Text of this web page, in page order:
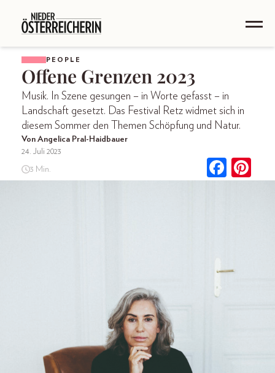
PEOPLE
Offene Grenzen 2023
Musik. In Szene gesungen – in Worte gefasst – in
Landschaft gesetzt. Das Festival Retz widmet sich in
diesem Sommer den Themen Schöpfung und Natur.
Von Angelica Pral-Haidbauer
24. Juli 2023
3 Min.